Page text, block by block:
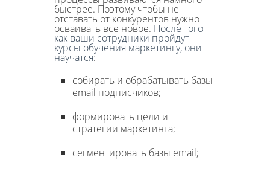
быстрее. Поэтому чтобы не
отставать от конкурентов нужно
осваивать все новое. После того
как ваши сотрудники пройдут
курсы обучения маркетингу, они
научатся:
собирать и обрабатывать базы
email подписчиков;
формировать цели и
стратегии маркетинга;
сегментировать базы email;